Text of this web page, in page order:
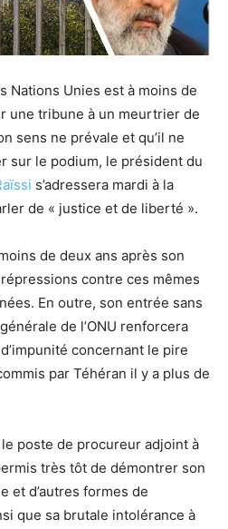
Nations Unies est à moins de
une tribune à un meurtrier de
sens ne prévale et qu’il ne
sur le podium, le président du
s’adressera mardi à la
de « justice et de liberté ».
de deux ans après son
contre ces mêmes
En outre, son entrée sans
de l’ONU renforcera
concernant le pire
par Téhéran il y a plus de
le poste de procureur adjoint à
très tôt de démontrer son
et d’autres formes de
que sa brutale intolérance à